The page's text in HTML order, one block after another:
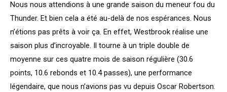
Nous nous attendions à une grande saison du meneur fou du
Thunder. Et bien cela a été au-delà de nos espérances. Nous
n’étions pas prêts à voir ça. En effet, Westbrook réalise une
saison plus d’incroyable. Il tourne à un triple double de
moyenne sur ces quatre mois de saison régulière (30.6
points, 10.6 rebonds et 10.4 passes), une performance
légendaire, que nous n’avions pas vu depuis Oscar Robertson.